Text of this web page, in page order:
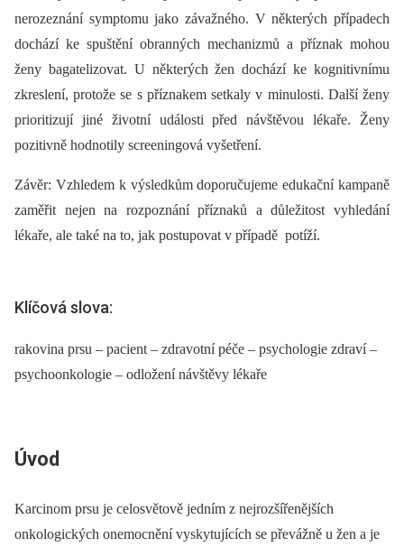
nerozeznání symptomu jako závažného. V ně­kte­rých případech
dochází ke spuštění obranných mechanizmů a příznak mohou
ženy bagatelizovat. U ně­kte­rých žen dochází ke kognitivnímu
zkreslení, protože se s příznakem setkaly v minulosti. Další ženy
prioritizují jiné životní události před návštěvou lékaře. Ženy
pozitivně hodnotily screeningová vyšetření.
Závěr: Vzhledem k výsledkům doporučujeme edukační kampaně
zaměřit nejen na rozpoznání příznaků a důležitost vyhledání
lékaře, ale také na to, jak postupovat v případě potíží.
Klíčová slova:
rakovina prsu – pacient – zdravotní péče – psychologie zdraví –
psychoonkologie – odložení návštěvy lékaře
Úvod
Karcinom prsu je celosvětově jedním z nejrozšířenějších
onkologických onemocnění vyskytujících se převážně u žen a je